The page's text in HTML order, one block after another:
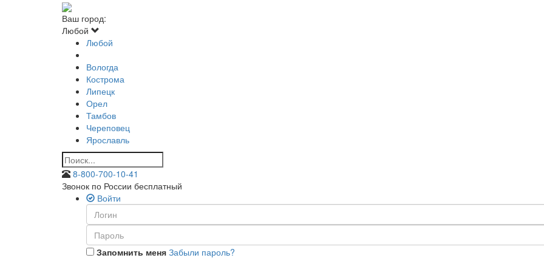
Ваш город:
Любой
Любой
Вологда
Кострома
Липецк
Орел
Тамбов
Череповец
Ярославль
8-800-700-10-41
Звонок по России бесплатный
Войти
Запомнить меня Забыли пароль?